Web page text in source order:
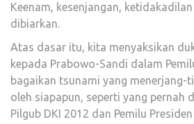
Keenam, kesenjangan,
dibiarkan.
Atas dasar itu, kita menyaksikan
kepada Prabowo-Sandi dalam
bagaikan tsunami yang menerjang-
oleh siapapun, seperti yang pernah
Pilgub DKI 2012 dan Pemilu